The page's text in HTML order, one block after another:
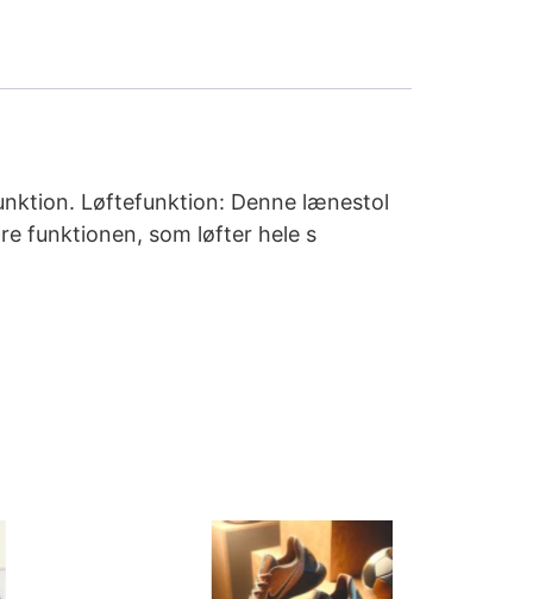
Løftefunktion: Denne lænestol
funktionen, som løfter hele s